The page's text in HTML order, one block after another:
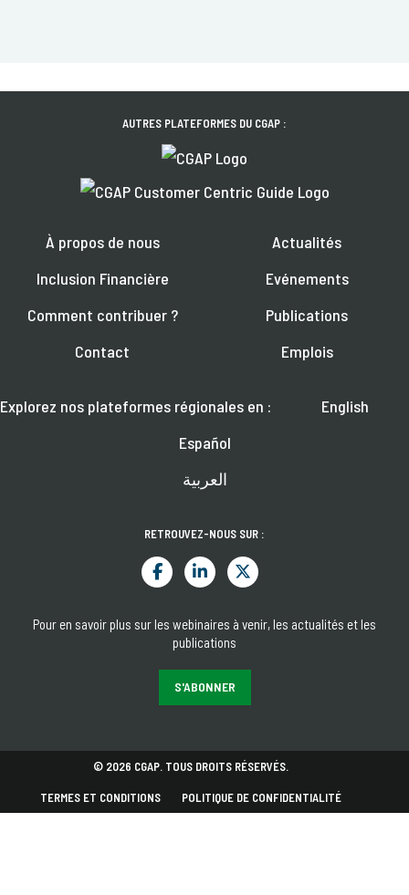
AUTRES PLATEFORMES DU CGAP :
À propos de nous
Inclusion Financière
Comment contribuer ?
Contact
Actualités
Evénements
Publications
Emplois
Explorez nos plateformes régionales en :
English
Español
العربية
RETROUVEZ-NOUS SUR :
Pour en savoir plus sur les webinaires à venir, les actualités et les
publications
S'ABONNER
© 2026 CGAP. TOUS DROITS RÉSERVÉS.
TERMES ET CONDITIONS POLITIQUE DE CONFIDENTIALITÉ